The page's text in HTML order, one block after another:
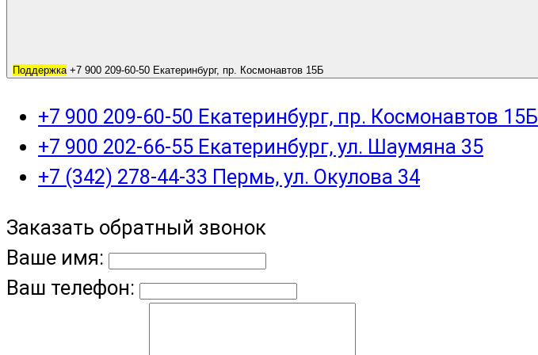
Поддержка +7 900 209-60-50 Екатеринбург, пр. Космонавтов 15Б
+7 900 209-60-50 Екатеринбург, пр. Космонавтов 15Б
+7 900 202-66-55 Екатеринбург, ул. Шаумяна 35
+7 (342) 278-44-33 Пермь, ул. Окулова 34
Заказать обратный звонок
Ваше имя:
Ваш телефон: